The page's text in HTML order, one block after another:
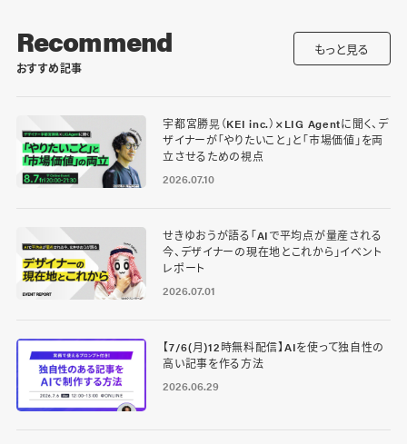
Recommend
おすすめ記事
もっと見る
宇都宮勝晃（KEI inc.）×LIG Agentに聞く、デ
ザイナーが「やりたいこと」と「市場価値」を両
立させるための視点
2026.07.10
せきゆおうが語る「AIで平均点が量産される
今、デザイナーの現在地とこれから」イベント
レポート
2026.07.01
【7/6(月)12時無料配信】AIを使って独自性の
高い記事を作る方法
2026.06.29